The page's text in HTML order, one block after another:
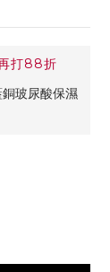
打88折
玻尿酸保濕